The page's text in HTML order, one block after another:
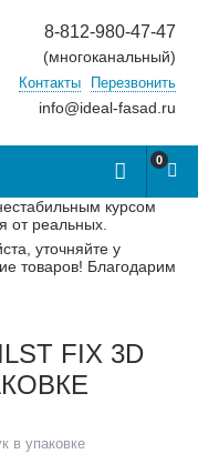
8-812-980-47-47
(многоканальный)
Контакты Перезвонить
info@ideal-fasad.ru
0
курсом
от реальных.
уточняйте у
товаров! Благодарим
FIX 3D
в упаковке